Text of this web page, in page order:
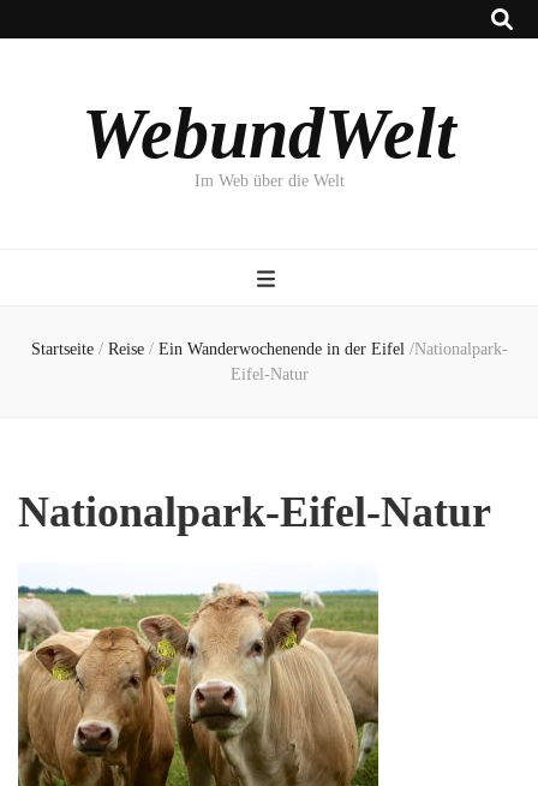
WebundWelt
Im Web über die Welt
Startseite / Reise / Ein Wanderwochenende in der Eifel /Nationalpark-
Eifel-Natur
Nationalpark-Eifel-Natur